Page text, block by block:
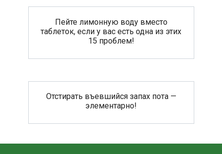
Пейте лимонную воду вместо
таблеток, если у вас есть одна из этих
15 проблем!
Отстирать въевшийся запах пота —
элементарно!